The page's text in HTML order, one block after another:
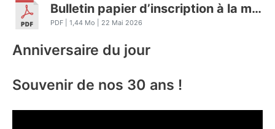
Bulletin papier d’inscription à la marche 2026
PDF| 1,44 Mo | 22 Mai 2026
Anniversaire du jour
Souvenir de nos 30 ans !